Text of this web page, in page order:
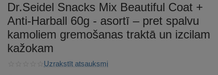
Dr.Seidel Snacks Mix Beautiful Coat +
Anti-Harball 60g - asortī – pret spalvu
kamoliem gremošanas traktā un izcilam
kažokam
Uzrakstīt atsauksmi